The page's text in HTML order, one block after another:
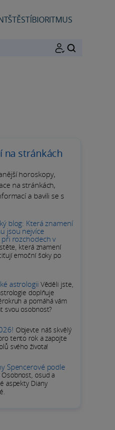
ŠTĚSTÍBIORITMUS
na stránkách
horoskopy,
na stránkách,
a bavili se s
blog: Která znamení
jsou nejvíce
rozchodech v
která znamení
emoční šoky po
astrologii Věděli jste,
doplňuje
a pomáhá vám
svou osobnost?
Objevte náš skvělý
tento rok a zapojte
svého života!
Spencerové podle
Osobnost, osud a
aspekty Diany